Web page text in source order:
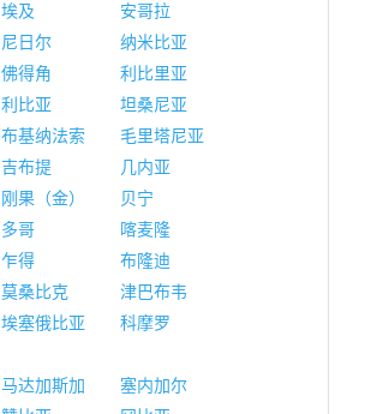
埃及
安哥拉
尼日尔
纳米比亚
佛得角
利比里亚
利比亚
坦桑尼亚
布基纳法索
毛里塔尼亚
吉布提
几内亚
刚果（金）
贝宁
多哥
喀麦隆
乍得
布隆迪
莫桑比克
津巴布韦
埃塞俄比亚
科摩罗
马达加斯加
塞内加尔